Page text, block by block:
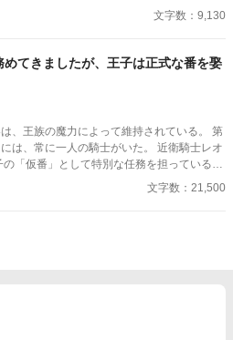
文字数：9,130
めてきましたが、王子は正式な番を娶
、王族の魔力によって維持されている。 第
は、常に一人の騎士がいた。 近衛騎士レオ
の「仮番」として特別な任務を担っている。
王女との正式な番契約が決まってしまっ
文字数：21,500